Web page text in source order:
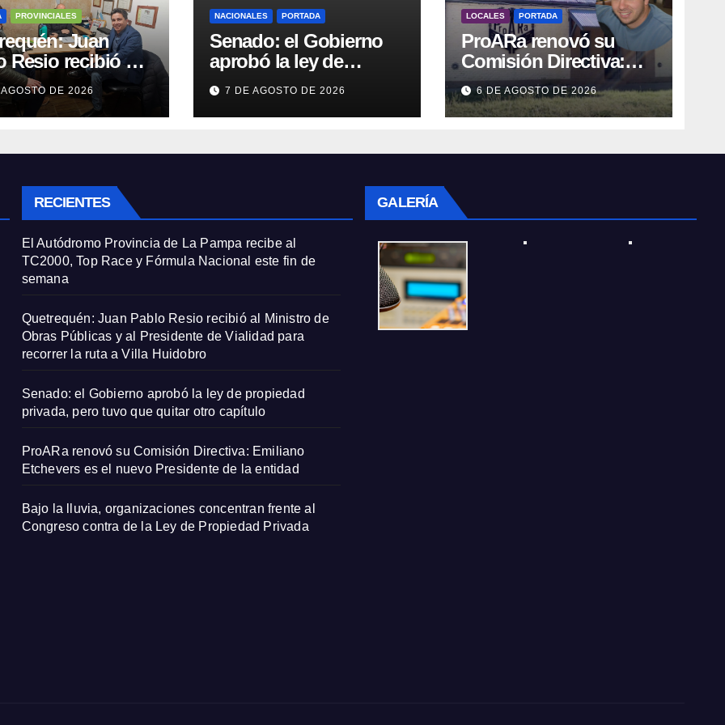
PROVINCIALES
Juan
Resio recibió al
de Obras
y al
de Vialidad
DE 2026
NACIONALES PORTADA
Senado: el Gobierno
aprobó la ley de
propiedad privada,
pero tuvo que quitar
otro capítulo
7 DE AGOSTO DE 2026
LOCALES PORTADA
ProARa renovó su
Comisión Directiva:
Emiliano Etchevers es
el nuevo Presidente de
la entidad
6 DE AGOSTO DE 2026
RECIENTES
El Autódromo Provincia de La Pampa recibe al
TC2000, Top Race y Fórmula Nacional este fin de
semana
Quetrequén: Juan Pablo Resio recibió al Ministro de
Obras Públicas y al Presidente de Vialidad para
recorrer la ruta a Villa Huidobro
Senado: el Gobierno aprobó la ley de propiedad
privada, pero tuvo que quitar otro capítulo
ProARa renovó su Comisión Directiva: Emiliano
Etchevers es el nuevo Presidente de la entidad
Bajo la lluvia, organizaciones concentran frente al
Congreso contra de la Ley de Propiedad Privada
GALERÍA